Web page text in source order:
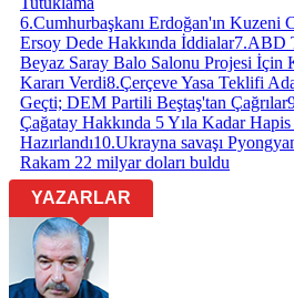
6.Cumhurbaşkanı Erdoğan'ın Kuzeni
Ersoy Dede Hakkında İddialar7.ABD
Beyaz Saray Balo Salonu Projesi İçin
Kararı Verdi8.Çerçeve Yasa Teklifi
Geçti; DEM Partili Beştaş'tan Çağrılar
Çağatay Hakkında 5 Yıla Kadar
Hazırlandı10.Ukrayna savaşı
Rakam 22 milyar doları buldu
YAZARLAR